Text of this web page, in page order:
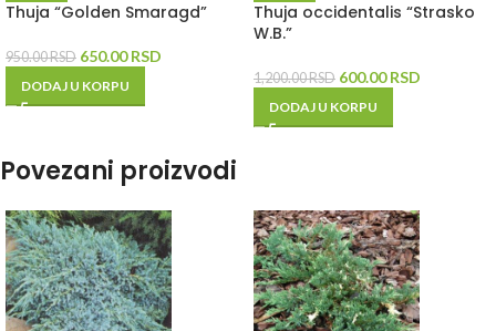
Thuja “Golden Smaragd”
950.00RSD 650.00RSD
DODAJ U KORPU
Thuja occidentalis “Strasko
W.B.”
1,200.00RSD 600.00RSD
DODAJ U KORPU
Povezani proizvodi